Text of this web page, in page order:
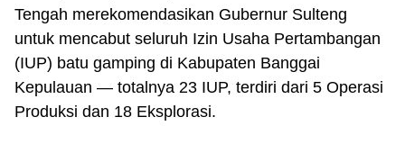
Tengah merekomendasikan Gubernur Sulteng
untuk mencabut seluruh Izin Usaha Pertambangan
(IUP) batu gamping di Kabupaten Banggai
Kepulauan — totalnya 23 IUP, terdiri dari 5 Operasi
Produksi dan 18 Eksplorasi.